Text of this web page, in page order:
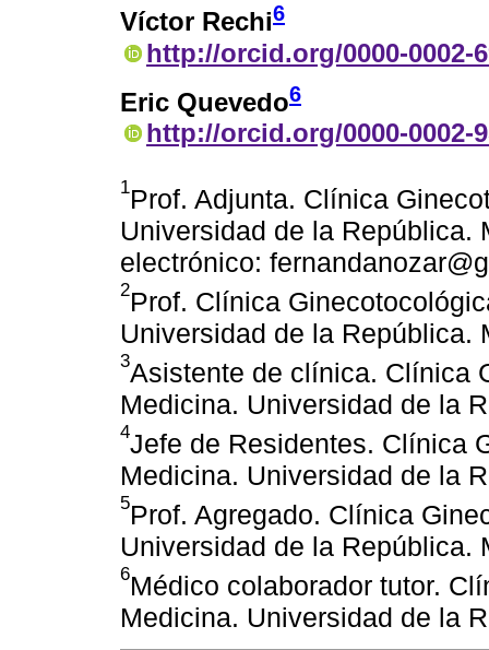
Víctor Rechi6
http://orcid.org/0000-0002-
Eric Quevedo6
http://orcid.org/0000-0002-
1Prof. Adjunta. Clínica
Universidad de la República.
electrónico:
2Prof. Clínica
Universidad de la República.
3Asistente de clínica. Clínica
Medicina. Universidad de la
4Jefe de Residentes. Clínica
Medicina. Universidad de la
5Prof. Agregado. Clínica
Universidad de la República.
6Médico colaborador tutor.
Medicina. Universidad de la